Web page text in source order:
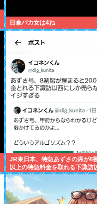
日傘バカ女は4ね
JR東日本、特急あずさの席が8
以上の特急料金を取れる下諏訪
か売らない模様